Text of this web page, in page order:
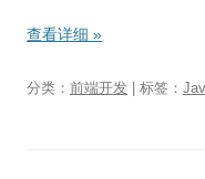
查看详细 »
分类： 前端开发 | 标签：